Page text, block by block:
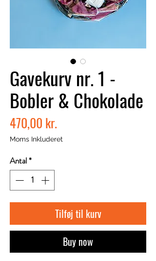
Gavekurv nr. 1 -
Bobler & Chokolade
470,00 kr.
Moms Inkluderet
Antal*
Tilføj til kurv
Buy now